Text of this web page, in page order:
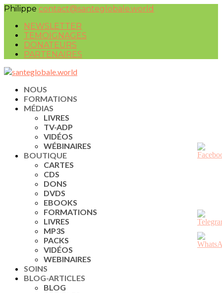
Philippe contact@santeglobale.world
NEWSLETTER
TEMOIGNAGES
DONATEURS
PARTENAIRES
NOUS
FORMATIONS
MÉDIAS
LIVRES
TV-ADP
VIDÉOS
WÉBINAIRES
BOUTIQUE
CARTES
CDS
DONS
DVDS
EBOOKS
FORMATIONS
LIVRES
MP3S
PACKS
VIDÉOS
WEBINAIRES
SOINS
BLOG-ARTICLES
BLOG